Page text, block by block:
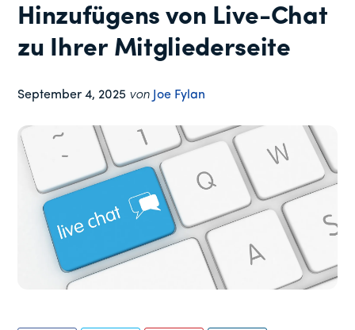
Plugin
Hinzufügens von Live-Chat
zu Ihrer Mitgliederseite
September 4, 2025 von Joe Fylan